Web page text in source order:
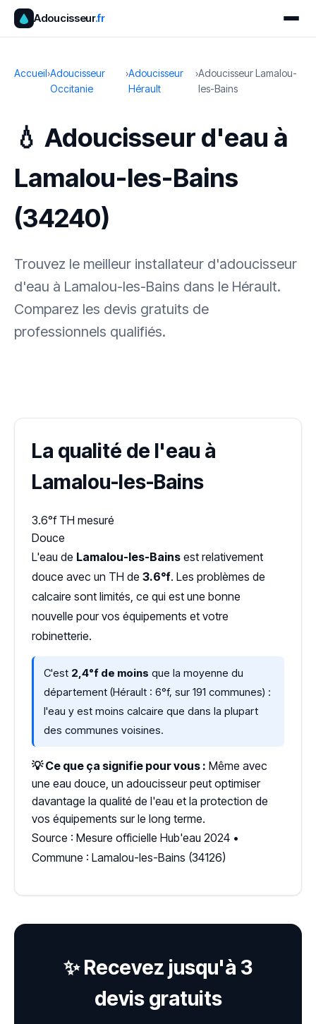
Adoucisseur.fr
Accueil›Adoucisseur
Occitanie
›Adoucisseur
Hérault
›Adoucisseur Lamalou-
les-Bains
💧 Adoucisseur d'eau à
Lamalou-les-Bains
(34240)
Trouvez le meilleur installateur d'adoucisseur
d'eau à Lamalou-les-Bains dans le Hérault.
Comparez les devis gratuits de
professionnels qualifiés.
La qualité de l'eau à
Lamalou-les-Bains
3.6°f TH mesuré
Douce
L'eau de Lamalou-les-Bains est relativement
douce avec un TH de 3.6°f. Les problèmes de
calcaire sont limités, ce qui est une bonne
nouvelle pour vos équipements et votre
robinetterie.
C'est 2,4°f de moins que la moyenne du
département (Hérault : 6°f, sur 191 communes) :
l'eau y est moins calcaire que dans la plupart
des communes voisines.
💡 Ce que ça signifie pour vous : Même avec
une eau douce, un adoucisseur peut optimiser
davantage la qualité de l'eau et la protection de
vos équipements sur le long terme.
Source : Mesure officielle Hub'eau 2024 •
Commune : Lamalou-les-Bains (34126)
✨ Recevez jusqu'à 3
devis gratuits